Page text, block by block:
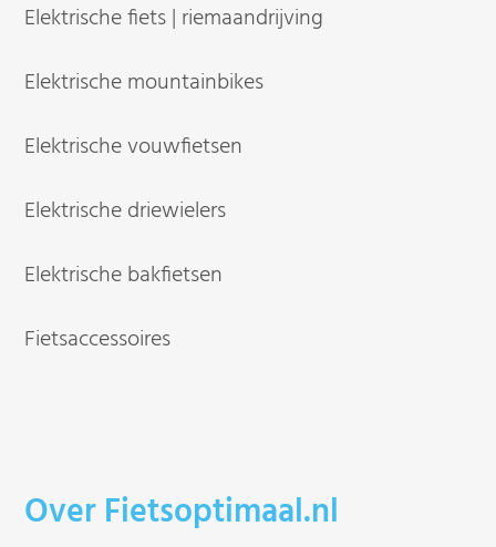
Elektrische fiets | riemaandrijving
Elektrische mountainbikes
Elektrische vouwfietsen
Elektrische driewielers
Elektrische bakfietsen
Fietsaccessoires
Over Fietsoptimaal.nl